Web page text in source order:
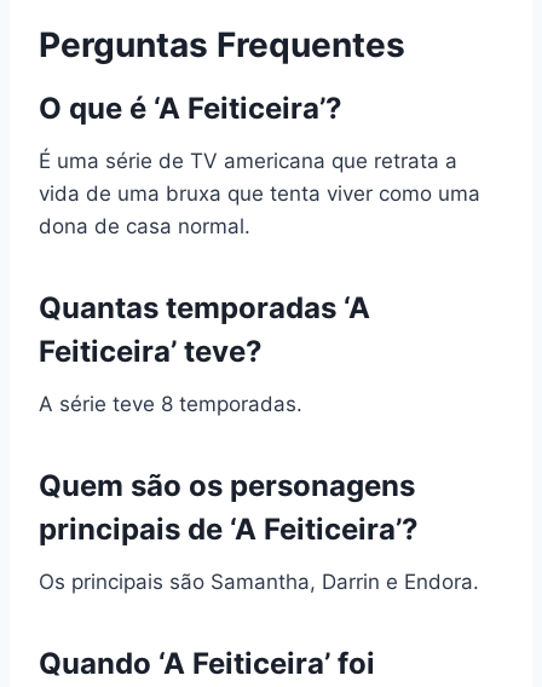
Perguntas Frequentes
O que é ‘A Feiticeira’?
É uma série de TV americana que retrata a
vida de uma bruxa que tenta viver como uma
dona de casa normal.
Quantas temporadas ‘A
Feiticeira’ teve?
A série teve 8 temporadas.
Quem são os personagens
principais de ‘A Feiticeira’?
Os principais são Samantha, Darrin e Endora.
Quando ‘A Feiticeira’ foi